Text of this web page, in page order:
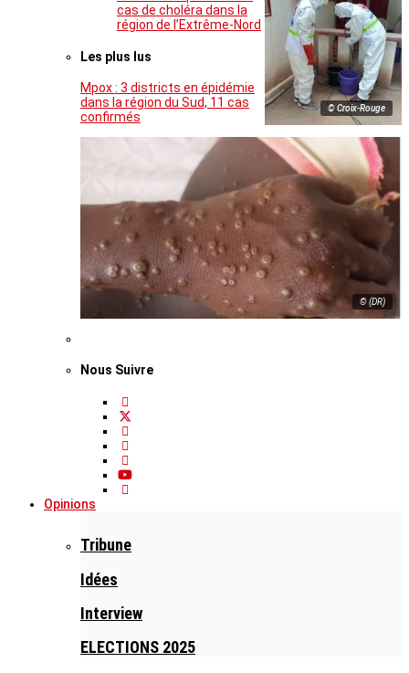
© Croix-Rouge
cas de choléra dans la
région de l’Extrême-Nord
Les plus lus
Mpox : 3 districts en épidémie
dans la région du Sud, 11 cas
confirmés
© (DR)
Nous Suivre
Opinions
Tribune
Idées
Interview
ELECTIONS 2025